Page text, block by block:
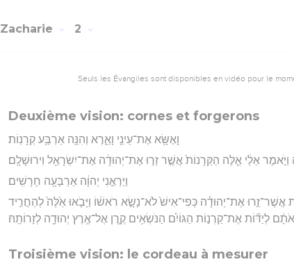
Zacharie 2
Seuls les Évangiles sont disponibles en vidéo pour le
Deuxième vision: cornes et forgerons
וָאֶשָּׂ֥א אֶת־עֵינַ֖י וָאֵ֑רֶא וְהִנֵּ֖ה אַרְבַּ֥ע קְרָנֽוֹת׃
אֵלַ֔י אֵ֤לֶּה הַקְּרָנוֹת֙ אֲשֶׁ֣ר זֵר֣וּ אֶת־יְהוּדָ֔ה אֶת־יִשְׂרָאֵ֖ל וִירוּשָׁלָֽם׃
וַיַּרְאֵ֣נִי יְהוָ֔ה אַרְבָּעָ֖ה חָרָשִֽׁים׃
אֶת־יְהוּדָ֗ה כְּפִי־אִישׁ֙ לֹא־נָשָׂ֣א רֹאשׁ֔וֹ וַיָּבֹ֤אוּ אֵ֙לֶּה֙ לְהַחֲרִ֣יד
אֹתָ֔ם לְיַדּ֞וֹת אֶת־קַרְנ֣וֹת הַגּוֹיִ֗ם הַנֹּשְׂאִ֥ים קֶ֛רֶן אֶל־אֶ֥רֶץ יְהוּדָ֖ה לְזָרוֹתָֽהּ׃
Troisième vision: le cordeau à mesurer